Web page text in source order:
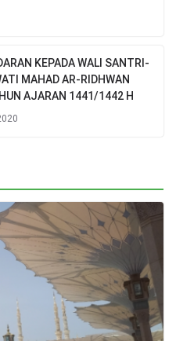
KEPADA WALI SANTRI-
MAHAD AR-RIDHWAN
AJARAN 1441/1442 H